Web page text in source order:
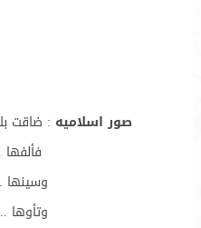
صور اسلاميه : ضاقت
وسينها
وتأوها